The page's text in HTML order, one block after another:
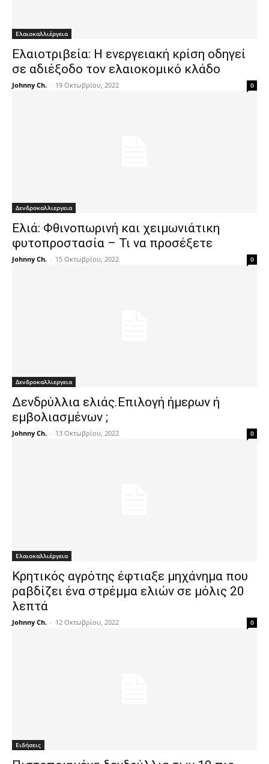
Ελαιοκαλλιέργεια
Ελαιοτριβεία: Η ενεργειακή κρίση οδηγεί
σε αδιέξοδο τον ελαιοκομικό κλάδο
Johnny Ch. - 19 Οκτωβρίου, 2022 0
Δενδροκαλλιεργεια
Ελιά: Φθινοπωρινή και χειμωνιάτικη
φυτοπροστασία – Τι να προσέξετε
Johnny Ch. - 15 Οκτωβρίου, 2022 0
Δενδροκαλλιεργεια
Δενδρύλλια ελιάς.Επιλογή ήμερων ή
εμβολιασμένων ;
Johnny Ch. - 13 Οκτωβρίου, 2022 0
Ελαιοκαλλιέργεια
Κρητικός αγρότης έφτιαξε μηχάνημα που
ραβδίζει ένα στρέμμα ελιών σε μόλις 20
λεπτά
Johnny Ch. - 12 Οκτωβρίου, 2022 0
Ειδήσεις